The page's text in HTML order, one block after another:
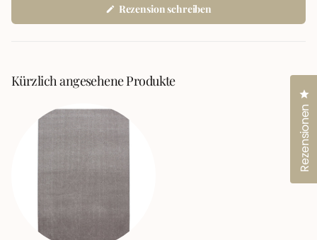
Rezension schreiben
einem
Kürzlich angesehene Produkte
Rezensionen